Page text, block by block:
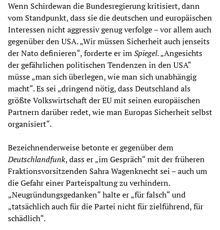
Wenn Schirdewan die Bundesregierung kritisiert, dann
vom Standpunkt, dass sie die deutschen und europäischen
Interessen nicht aggressiv genug verfolge – vor allem auch
gegenüber den USA. „Wir müssen Sicherheit auch jenseits
der Nato definieren“, forderte er imSpiegel. „Angesichts
der gefährlichen politischen Tendenzen in den USA“
müsse „man sich überlegen, wie man sich unabhängig
macht“. Es sei „dringend nötig, dass Deutschland als
größte Volkswirtschaft der EU mit seinen europäischen
Partnern darüber redet, wie man Europas Sicherheit selbst
organisiert“.
Bezeichnenderweise betonte er gegenüber dem
Deutschlandfunk, dass er „im Gespräch“ mit der früheren
Fraktionsvorsitzenden Sahra Wagenknecht sei – auch um
die Gefahr einer Parteispaltung zu verhindern.
„Neugründungsgedanken“ halte er „für falsch“ und
„tatsächlich auch für die Partei nicht für zielführend, für
schädlich“.